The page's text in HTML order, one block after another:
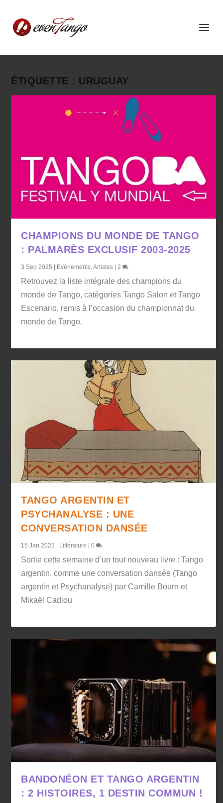
ÉTIQUETTE : URUGUAY
CHAMPIONS DU MONDE DE TANGO
: PALMARÈS EXCLUSIF 2003-2025
3 Sep 2025 | Evènements ,Artistes | 2
Retrouvez la liste intégrale des champions du
monde de Tango, catégories Tango Salon et Tango
Escenario, remis à l’occasion du championnat du
monde de Tango.
TANGO ARGENTIN ET
PSYCHANALYSE : UNE
CONVERSATION DANSÉE
15 Jan 2023 Littérature |0
Sortie cette semaine d’un tout nouveau livre : Tango
argentin, comme une conversation dansée (Tango
argentin et Psychanalyse) par Camille Bourn et
Mikaël Cadiou
BANDONÉON ET TANGO ARGENTIN
: 2 HISTOIRES, 1 DESTIN COMMUN !